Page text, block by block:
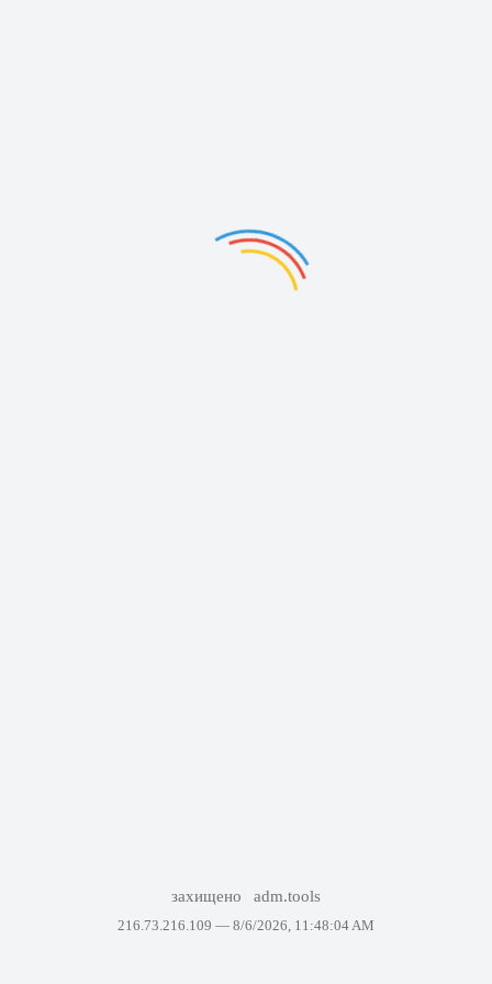
захищено adm.tools
216.73.216.109 — 8/6/2026, 11:48:04 AM